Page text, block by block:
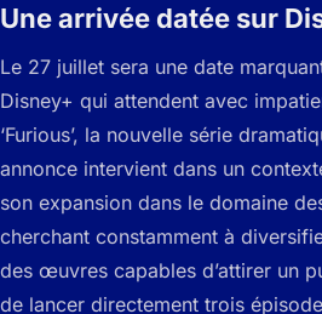
Une arrivée datée sur
Le 27 juillet sera une date
Disney+ qui attendent avec
‘Furious’, la nouvelle série
annonce intervient dans un
son expansion dans le domaine
cherchant constamment à
des œuvres capables d’attirer un
de lancer directement trois